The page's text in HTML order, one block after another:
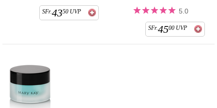
SFr.4350 UVP 5.0
SFr.4500 UVP